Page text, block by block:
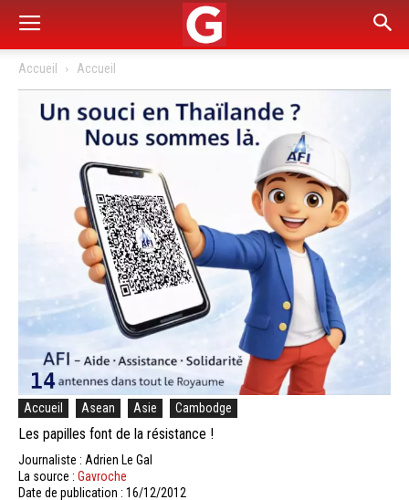
Accueil Accueil
Accueil Asean Asie Cambodge
Les papilles font de la résistance !
Journaliste : Adrien Le Gal
La source : Gavroche
Date de publication : 16/12/2012